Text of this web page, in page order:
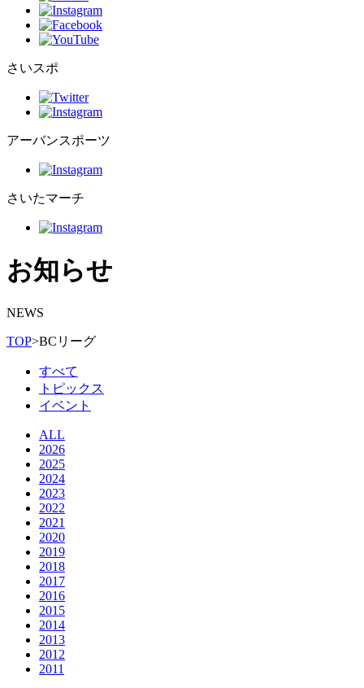
さいスポ
アーバンスポーツ
さいたマーチ
お知らせ
NEWS
TOP>BCリーグ
すべて
トピックス
イベント
ALL
2026
2025
2024
2023
2022
2021
2020
2019
2018
2017
2016
2015
2014
2013
2012
2011